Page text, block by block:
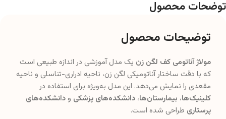
توضحات محصول
توضیحات محصول
مولاژ آناتومی کف لگن زن یک مدل آموزشی در اندازه طبیعی است
که با دقت ساختار آناتومیکی لگن زن، ناحیه ادراری-تناسلی و ناحیه
مقعدی را نمایش می‌دهد. این مدل به‌ویژه برای استفاده در
کلینیک‌ها، بیمارستان‌ها، دانشکده‌های پزشکی و دانشکده‌های
پرستاری طراحی شده است.